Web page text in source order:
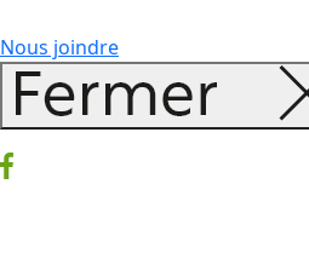
Nous joindre